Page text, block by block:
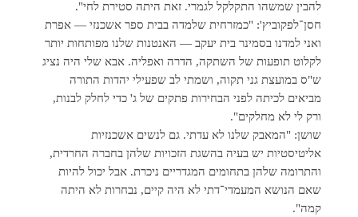
להבין שמשהו התקלקל לגמרי. זאת היתה סטירת לחי".
חסן־לפקוביץ': "כמזרחית שלמדה בבית ספר אשכנזי — אפרת
ואני למדנו בסמינר בית יעקב — האנטנות שלנו מפותחות יותר
לקלוט תופעות של השתקה, הדרה ואפליה. אבא שלי היה נציג
ש"ס במועצת גני תקוה, ושמתי לב שפעילי יהדות התורה
מביאים לכיתה לפני הבחירות פתקים של ג' כדי לחלק לבנות,
ורק לי לא מחלקים".
שושן: "המאבק שלנו לא עדתי. גם לנשים אשכנזיות
אליטיסטיות יש בעיה בהשגת הזכויות שלהן בחברה החרדית,
והתרומה שלהן בתחומים המגדריים ניכרת. אבל יכול להיות
שאם הנושא המעמדי־דתי לא היה קיים, נבחרות לא היתה
קמה".